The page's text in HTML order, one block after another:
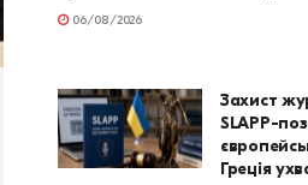
06/08/2026
Захист
SLAPP-
Греція